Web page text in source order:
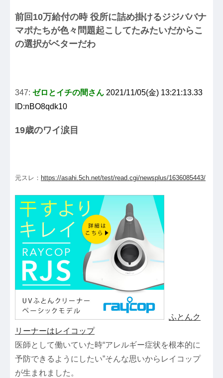
前回10万給付の時 役所に詰め掛けるジジババナ
マポたちが色々問題起こしてたみたいだからこ
の選択がベターだわ
347: ゼロとイチの間さん 2021/11/05(金) 13:21:13.33
ID:nBO8qdk10
19歳のワイ涙目
元スレ： https://asahi.5ch.net/test/read.cgi/newsplus/1636085443/
ふとんク
リーナーはレイコップ
医師として働いていた時“アレルギー症状を根本的に
予防できるようにしたい”そんな思いからレイコップ
が生まれました。